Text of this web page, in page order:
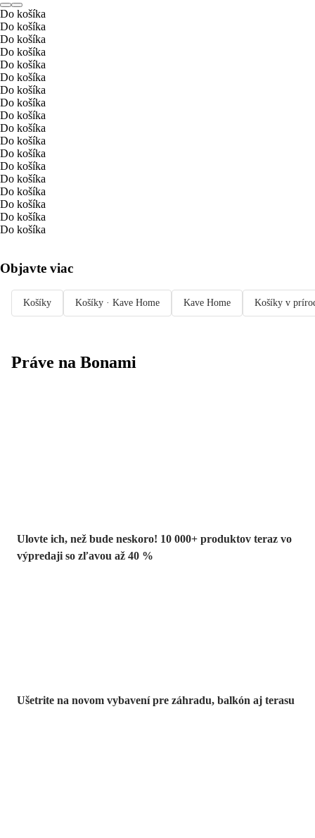
Do košíka
Do košíka
Do košíka
Do košíka
Do košíka
Do košíka
Do košíka
Do košíka
Do košíka
Do košíka
Do košíka
Do košíka
Do košíka
Do košíka
Do košíka
Do košíka
Do košíka
Do košíka
Objavte viac
Košíky Košíky · Kave Home Kave Home Košíky v
Práve na Bonami
Ulovte ich, než bude neskoro! 10 000+ produktov teraz vo
výpredaji so zľavou až 40 %
Ušetrite na novom vybavení pre záhradu, balkón aj terasu